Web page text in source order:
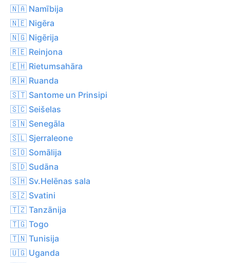
🇳🇦 Namībija
🇳🇪 Nigēra
🇳🇬 Nigērija
🇷🇪 Reinjona
🇪🇭 Rietumsahāra
🇷🇼 Ruanda
🇸🇹 Santome un Prinsipi
🇸🇨 Seišelas
🇸🇳 Senegāla
🇸🇱 Sjerraleone
🇸🇴 Somālija
🇸🇩 Sudāna
🇸🇭 Sv.Helēnas sala
🇸🇿 Svatini
🇹🇿 Tanzānija
🇹🇬 Togo
🇹🇳 Tunisija
🇺🇬 Uganda